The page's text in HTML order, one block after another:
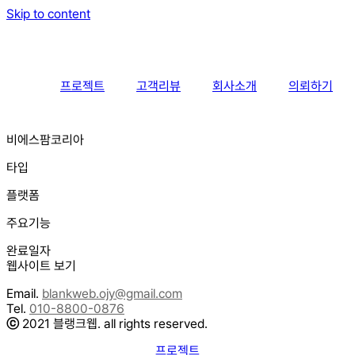
Skip to content
프로젝트 고객리뷰 회사소개 의뢰하기
비에스팜코리아
타입
플랫폼
주요기능
완료일자
웹사이트 보기
Email. blankweb.ojy@gmail.com
Tel. 010-8800-0876
ⓒ2021 블랭크웹. all rights reserved.
프로젝트